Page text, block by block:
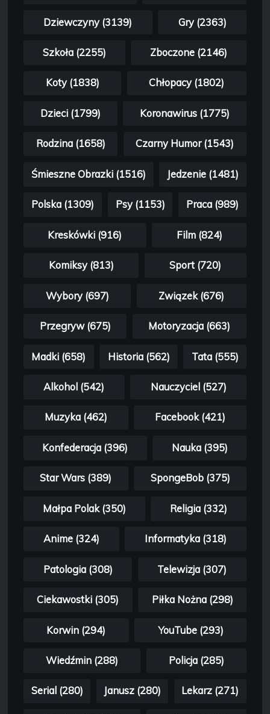
Dziewczyny (3139) Gry (2363)
Szkoła (2255) Zboczone (2146)
Koty (1838) Chłopacy (1802)
Dzieci (1799) Koronawirus (1775)
Rodzina (1658) Czarny Humor (1543)
Śmieszne Obrazki (1516) Jedzenie (1481)
Polska (1309) Psy (1153) Praca (989)
Kreskówki (916) Film (824)
Komiksy (813) Sport (720)
Wybory (697) Związek (676)
Przegryw (675) Motoryzacja (663)
Madki (658) Historia (562) Tata (555)
Alkohol (542) Nauczyciel (527)
Muzyka (462) Facebook (421)
Konfederacja (396) Nauka (395)
Star Wars (389) SpongeBob (375)
Małpa Polak (350) Religia (332)
Anime (324) Informatyka (318)
Patologia (308) Telewizja (307)
Ciekawostki (305) Piłka Nożna (298)
Korwin (294) YouTube (293)
Wiedźmin (288) Policja (285)
Serial (280) Janusz (280) Lekarz (271)